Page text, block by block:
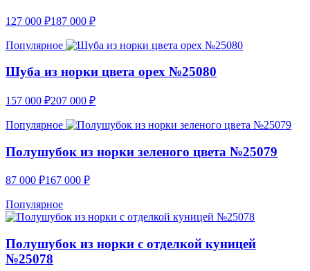
127 000 ₽187 000 ₽
Популярное
Шуба из норки цвета орех №25080
157 000 ₽207 000 ₽
Популярное
Полушубок из норки зеленого цвета №25079
87 000 ₽167 000 ₽
Популярное
Полушубок из норки с отделкой куницей
№25078